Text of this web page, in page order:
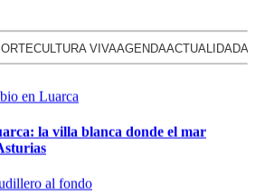
CULTURA VIVAAGENDAACTUALIDAD
la villa blanca donde el mar